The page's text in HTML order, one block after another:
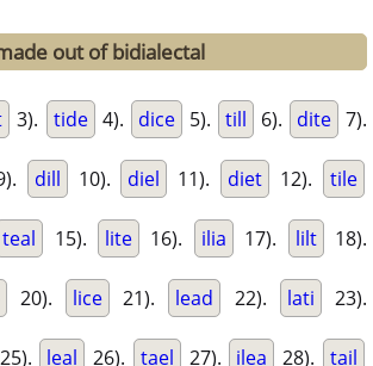
out of bidialectal
3). tide 4). dice 5). till 6). dite 7).
dill 10). diel 11). diet 12). tile
teal 15). lite 16). ilia 17). lilt 18).
20). lice 21). lead 22). lati 23).
25). leal 26). tael 27). ilea 28). tail